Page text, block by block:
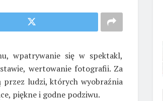
wpatrywanie się w spektakl,
wertowanie fotografii. Za
przez ludzi, których wyobraźnia
piękne i godne podziwu.